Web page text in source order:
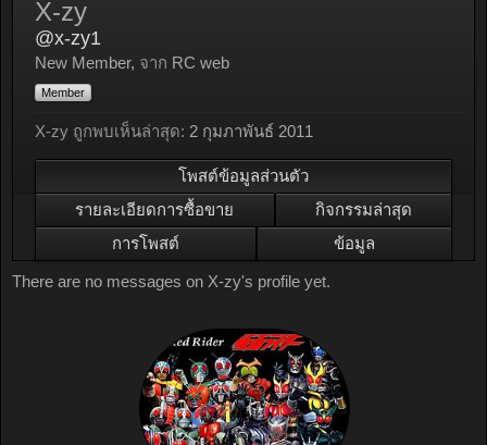
X-zy
@x-zy1
New Member, จาก RC web
Member
X-zy ถูกพบเห็นล่าสุด: 2 กุมภาพันธ์ 2011
โพสต์ข้อมูลส่วนตัว
รายละเอียดการซื้อขาย
กิจกรรมล่าสุด
การโพสต์
ข้อมูล
There are no messages on X-zy's profile yet.